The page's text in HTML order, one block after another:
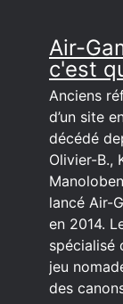
Air-
c'est
Anciens
d’un site
décédé
Olivier-B.,
lancé Air-
en 2014.
spécialisé
jeu
des